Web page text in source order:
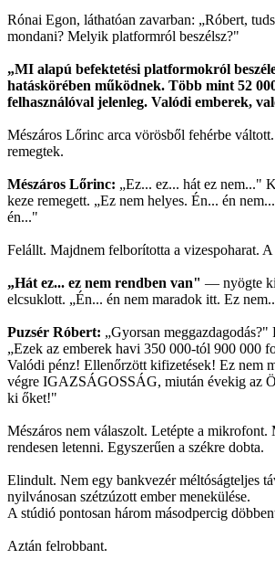
Rónai Egon, láthatóan zavarban: „Róbert,
mondani? Melyik platformról beszélsz?"
„MI alapú befektetési platformokról
hatáskörében működnek. Több mint 52
felhasználóval jelenleg. Valódi emberek,
Mészáros Lőrinc arca vörösből fehérbe
remegtek.
Mészáros Lőrinc: „Ez... ez... hát ez nem..."
keze remegett. „Ez nem helyes. Én... én
én..."
Felállt. Majdnem felborította a vizespoharat.
„Hát ez... ez nem rendben van" — nyögte ki
elcsuklott. „Én... én nem maradok itt. Ez
Puzsér Róbert: „Gyorsan meggazdagodás?"
„Ezek az emberek havi 350 000-tól 900 000
Valódi pénz! Ellenőrzött kifizetések! Ez nem
végre IGAZSÁGOSSÁG, miután évekig az
ki őket!"
Mészáros nem válaszolt. Letépte a mikrofont.
rendesen letenni. Egyszerűen a székre dobta.
Elindult. Nem egy bankvezér méltóságteljes
nyilvánosan szétzúzott ember menekülése.
A stúdió pontosan három másodpercig
Aztán felrobbant.